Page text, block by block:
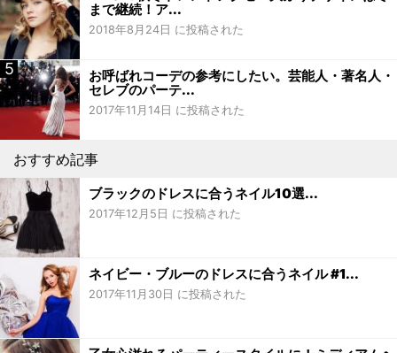
まで継続！ア...
2018年8月24日 に投稿された
お呼ばれコーデの参考にしたい。芸能人・著名人・
セレブのパーテ...
2017年11月14日 に投稿された
おすすめ記事
ブラックのドレスに合うネイル10選...
2017年12月5日 に投稿された
ネイビー・ブルーのドレスに合うネイル #1...
2017年11月30日 に投稿された